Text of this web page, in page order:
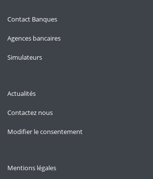
Contact Banques
Agences bancaires
Simulateurs
Actualités
Contactez nous
Modifier le consentement
Mentions légales